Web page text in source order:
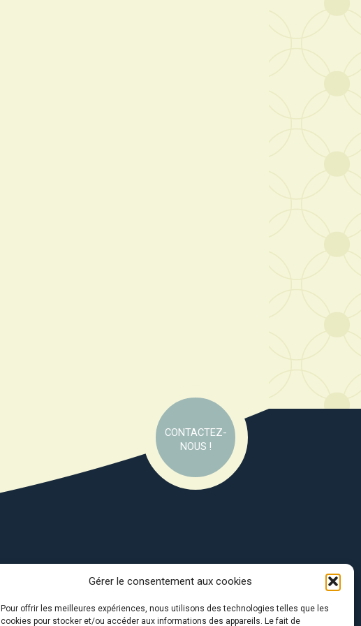
Gérer le consentement aux cookies
Pour offrir les meilleures expériences, nous utilisons des technologies telles que les
cookies pour stocker et/ou accéder aux informations des appareils. Le fait de
CONTACTEZ-
NOUS !
Avec le soutien de :